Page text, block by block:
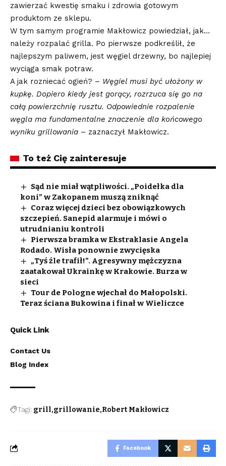
zawierzać kwestię smaku i zdrowia gotowym
produktom ze sklepu.
W tym samym programie Makłowicz powiedział, jak…
należy rozpalać grilla. Po pierwsze podkreślił, że
najlepszym paliwem, jest węgiel drzewny, bo najlepiej
wyciąga smak potraw.
A jak rozniecać ogień? – Węgiel musi być ułożony w
kupkę. Dopiero kiedy jest gorący, rozrzuca się go na
całą powierzchnię rusztu. Odpowiednie rozpalenie
węgla ma fundamentalne znaczenie dla końcowego
wyniku grillowania – zaznaczył Makłowicz.
To też Cię zainteresuje
Sąd nie miał wątpliwości. „Poidełka dla
koni” w Zakopanem muszą zniknąć
Coraz więcej dzieci bez obowiązkowych
szczepień. Sanepid alarmuje i mówi o
utrudnianiu kontroli
Pierwsza bramka w Ekstraklasie Angela
Rodado. Wisła ponownie zwycięska
„Tyś źle trafił!”. Agresywny mężczyzna
zaatakował Ukrainkę w Krakowie. Burza w
sieci
Tour de Pologne wjechał do Małopolski.
Teraz ściana Bukowina i finał w Wieliczce
Quick Link
Contact Us
Blog Index
Tagi: grill grillowanie Robert Makłowicz
Facebook